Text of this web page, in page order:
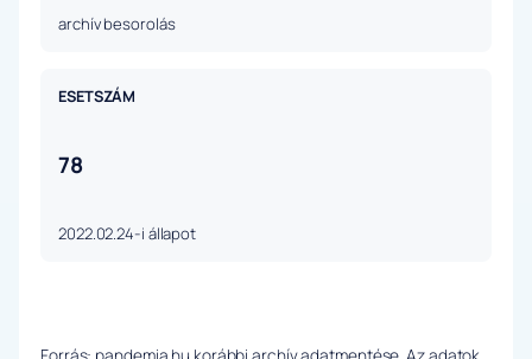
archív besorolás
ESETSZÁM
78
2022.02.24-i állapot